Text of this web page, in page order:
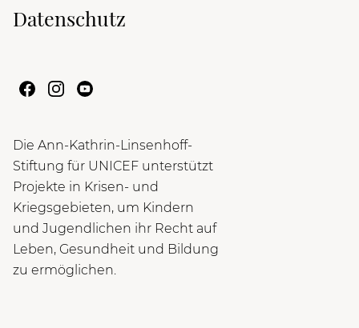
Datenschutz
Die Ann-Kathrin-Linsenhoff-
Stiftung für UNICEF unterstützt
Projekte in Krisen- und
Kriegsgebieten, um Kindern
und Jugendlichen ihr Recht auf
Leben, Gesundheit und Bildung
zu ermöglichen.